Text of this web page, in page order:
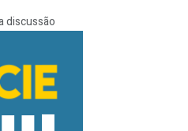
discussão